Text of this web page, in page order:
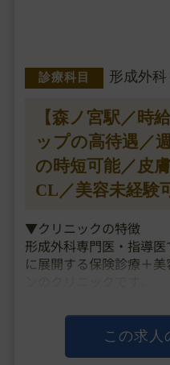
診療科目 形成外
【森ノ宮駅／時
ップの高待遇／
の時短可能／皮
CL／美容未経験
▼クリニックの特徴
形成外科専門医・指導
に展開する保険診療＋
いやすい価格設定や保
くりを行い、都内だと3
のある人気クリニックと
この求人